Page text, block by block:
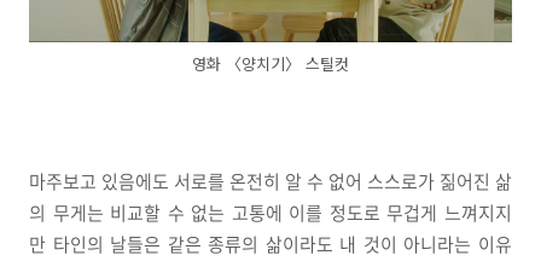
영화 〈양치기〉 스틸컷
마주보고 있음에도 서로를 온전히 알 수 없어 스스로가 짊어진 삶
의 무게는 비교할 수 없는 고통에 이를 정도로 무겁게 느껴지지
만 타인의 날들은 같은 종류의 삶이라도 내 것이 아니라는 이유